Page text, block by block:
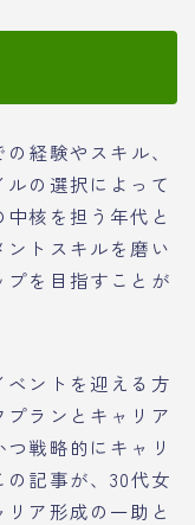
経験やスキル、
の選択によって
核を担う年代と
トスキルを磨い
を目指すことが
ベントを迎える方
ランとキャリア
戦略的にキャリ
記事が、30代女
ア形成の一助と